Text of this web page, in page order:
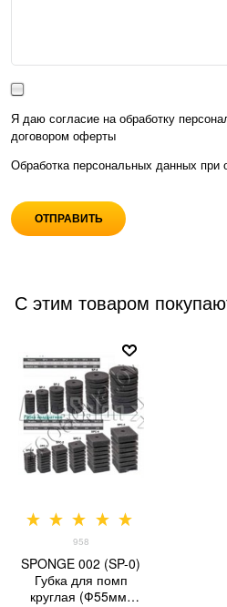
Я даю согласие на обработку
договором оферты
Обработка персональных данных при
С этим товаром
958
SPONGE 002 (SP-0)
Губка для помп
круглая (Ф55мм*